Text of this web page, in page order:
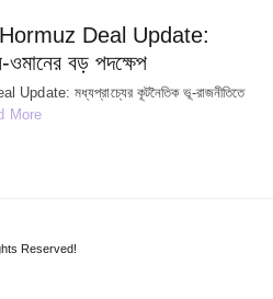
Deal Update:
ওমানের বড় পদক্ষেপ
মধ্যপ্রাচ্যের কূটনৈতিক ভূ-রাজনীতিতে
More
Reserved!